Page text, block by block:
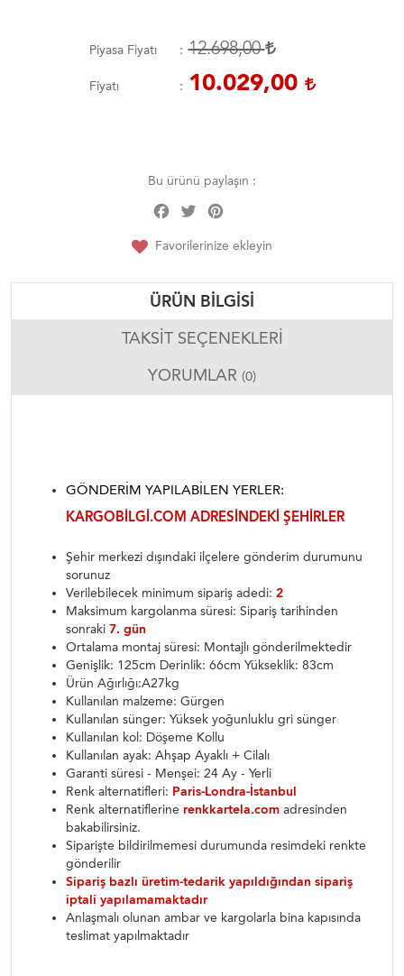
Piyasa Fiyatı 12.698,00
Fiyatı 10.029,00
Bu ürünü paylaşın :
Facebook
Twitter
Favorilerinize ekleyin
ÜRÜN BILGISI
TAKSIT SEÇENEKLERI
YORUMLAR (0)
GÖNDERIM YAPILABILEN YERLER:
KARGOBILGI.COM ADRESINDEKI ŞEHIRLER
Şehir merkezi dışındaki ilçelere gönderim durumunu
sorunuz
Verilebilecek minimum sipariş adedi: 2
Maksimum kargolanma süresi: Sipariş tarihinden
sonraki 7. gün
Ortalama montaj süresi: Montajlı gönderilmektedir
Genişlik: 125cm Derinlik: 66cm Yükseklik: 83cm
Ürün Ağırlığı:A27kg
Kullanılan malzeme: Gürgen
Kullanılan sünger: Yüksek yoğunluklu gri sünger
Kullanılan kol: Döşeme Kollu
Kullanılan ayak: Ahşap Ayaklı + Cilalı
Garanti süresi - Menşei: 24 Ay - Yerli
Renk alternatifleri: Paris-Londra-İstanbul
Renk alternatiflerine renkkartela.com adresinden
bakabilirsiniz.
Siparişte bildirilmemesi durumunda resimdeki renkte
gönderilir
Sipariş bazlı üretim-tedarik yapıldığından sipariş
iptali yapılamamaktadır
Anlaşmalı olunan ambar ve kargolarla bina kapısında
teslimat yapılmaktadır